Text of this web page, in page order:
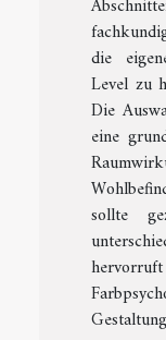
die
Level zu
Die
eine
sollte